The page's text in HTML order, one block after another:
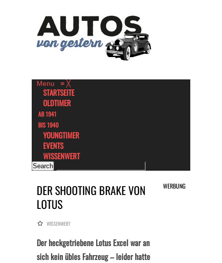
Menu ≡ ╳
STARTSEITE
OLDTIMER
AB 1941
BIS 1940
YOUNGTIMER
EVENTS
WISSENWERT
DER SHOOTING BRAKE VON
LOTUS
WERBUNG
WISSENWERT
Der heckgetriebene Lotus Excel war an
sich kein übles Fahrzeug – leider hatte